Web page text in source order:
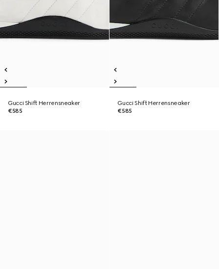
Gucci Shift Herrensneaker
€585
Gucci Shift Herrensneaker
€585